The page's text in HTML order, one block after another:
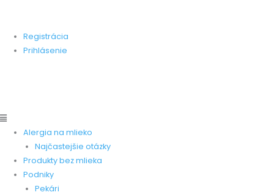
obsahRegistrácia
Prihlásenie
Alergia na mlieko
Najčastejšie otázky
Produkty bez mlieka
Podniky
Pekári